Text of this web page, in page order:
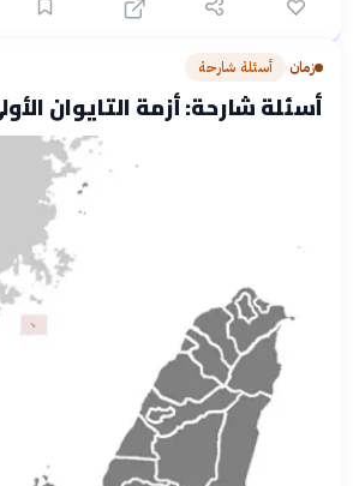
زمان› أسئلة شارحة
أسئلة شارحة: أزمة التايوان